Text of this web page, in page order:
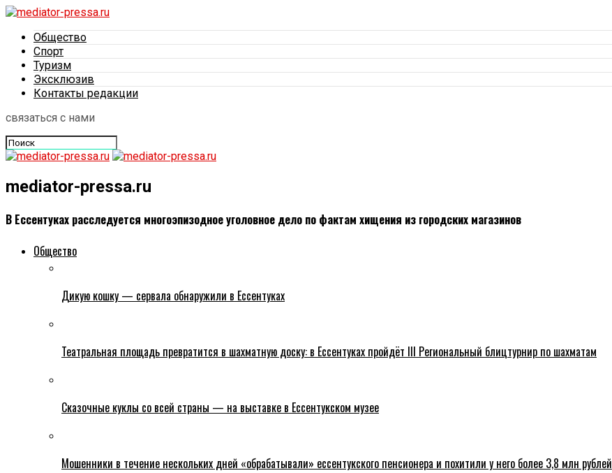
Общество
Спорт
Туризм
Эксклюзив
Контакты редакции
связаться с нами
mediator-pressa.ru
В Ессентуках расследуется многоэпизодное уголовное дело по фактам хищения из городских магазинов
Общество
Дикую кошку — сервала обнаружили в Ессентуках
Театральная площадь превратится в шахматную доску: в Ессентуках пройдёт III Региональный блицтурнир по шахматам
Сказочные куклы со всей страны — на выставке в Ессентукском музее
Мошенники в течение нескольких дней «обрабатывали» ессентукского пенсионера и похитили у него более 3,8 млн рублей